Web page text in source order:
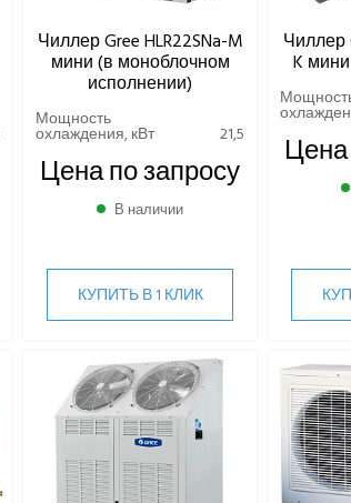
Чиллер Gree HLR22SNa-M
мини (в моноблочном
исполнении)
Мощность
охлаждения, кВт 21,5
Цена по запросу
В наличии
КУПИТЬ В 1 КЛИК
Чиллер
K